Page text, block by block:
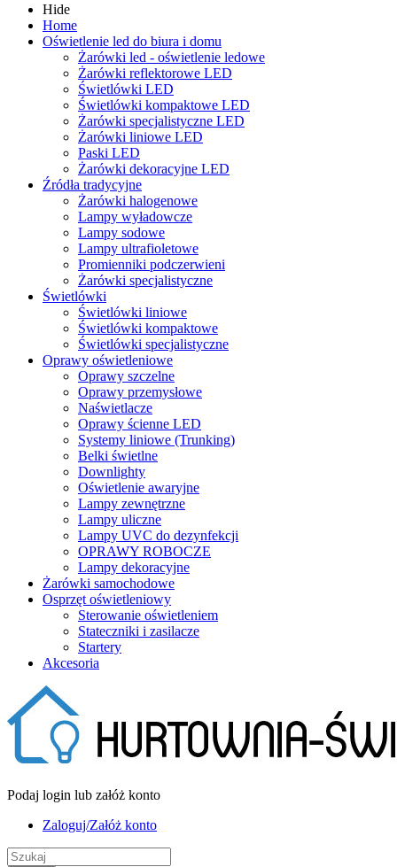
Hide
Home
Oświetlenie led do biura i domu
Żarówki led - oświetlenie ledowe
Żarówki reflektorowe LED
Świetlówki LED
Świetlówki kompaktowe LED
Żarówki specjalistyczne LED
Żarówki liniowe LED
Paski LED
Żarówki dekoracyjne LED
Źródła tradycyjne
Żarówki halogenowe
Lampy wyładowcze
Lampy sodowe
Lampy ultrafioletowe
Promienniki podczerwieni
Żarówki specjalistyczne
Świetlówki
Świetlówki liniowe
Świetlówki kompaktowe
Świetlówki specjalistyczne
Oprawy oświetleniowe
Oprawy szczelne
Oprawy przemysłowe
Naświetlacze
Oprawy ścienne LED
Systemy liniowe (Trunking)
Belki świetlne
Downlighty
Oświetlenie awaryjne
Lampy zewnętrzne
Lampy uliczne
Lampy UVC do dezynfekcji
OPRAWY ROBOCZE
Lampy dekoracyjne
Żarówki samochodowe
Osprzęt oświetleniowy
Sterowanie oświetleniem
Stateczniki i zasilacze
Startery
Akcesoria
Podaj login lub załóż konto
Zaloguj/Załóż konto